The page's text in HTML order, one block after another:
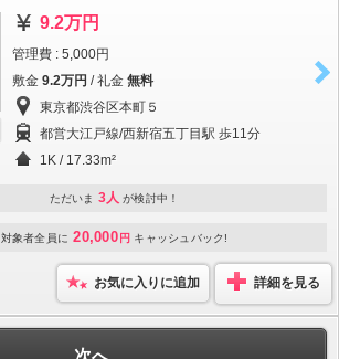
9.2万円
管理費 : 5,000円
敷金 9.2万円 / 礼金 無料
東京都渋谷区本町５
都営大江戸線/西新宿五丁目駅 歩11分
1K / 17.33m²
ただいま 3人 が検討中！
対象者全員に 20,000 円 キャッシュバック!
お気に入りに追加 詳細を見る